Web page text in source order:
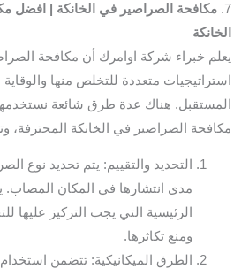
7. مكافحة الصراصير في الخانكة | افضل
الخانكة
يعلم خبراء شركة اوامرك أن مكافحة
استراتيجيات متعددة للتخلص منها
المستقبل. هناك عدة طرق شائعة
مكافحة الصراصير في الخانكة المحترفة،
التحديد والتقييم: يتم تحديد نوع
مدى انتشارها في المكان المصاب.
الرئيسية التي يجب التركيز عليها
ومنع تكاثرها.
الطرق الميكانيكية: تتضمن